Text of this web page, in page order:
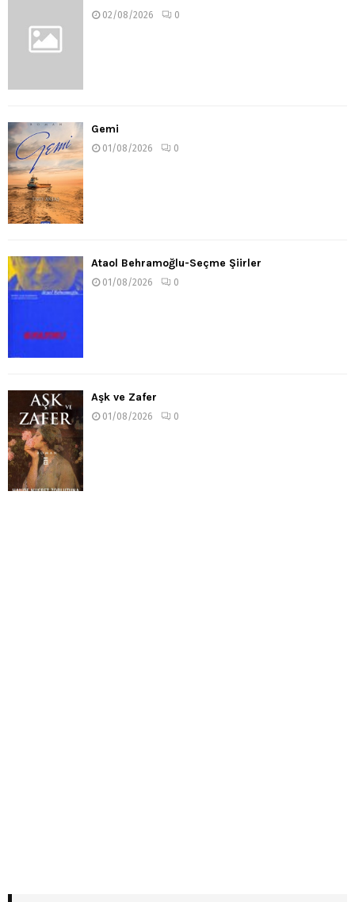
02/08/2026 0
Gemi
01/08/2026 0
Ataol Behramoğlu-Seçme Şiirler
01/08/2026 0
Aşk ve Zafer
01/08/2026 0